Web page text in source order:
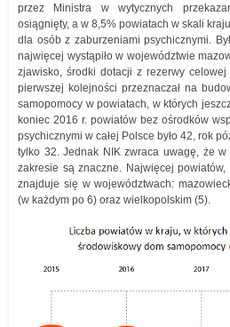
przez Ministra w wytycznych
osiągnięty, a w 8,5% powiatach w skali
dla osób z zaburzeniami psychicznymi.
najwięcej wystąpiło w województwie
zjawisko, środki dotacji z rezerwy
pierwszej kolejności przeznaczał na
samopomocy w powiatach, w których
koniec 2016 r. powiatów bez ośrodków
psychicznymi w całej Polsce było 42, rok
tylko 32. Jednak NIK zwraca uwagę, że
zakresie są znaczne. Najwięcej
znajduje się w województwach:
(w każdym po 6) oraz wielkopolskim (5).